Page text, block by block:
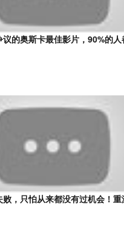
议的奥斯卡最佳影片，90%的人
败，只怕从来都没有过机会！